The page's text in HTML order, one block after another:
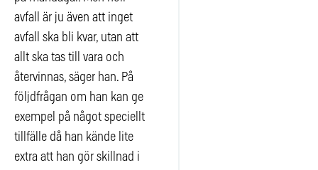
avfall är ju även att inget
avfall ska bli kvar, utan att
allt ska tas till vara och
återvinnas, säger han. På
följdfrågan om han kan ge
exempel på något speciellt
tillfälle då han kände lite
extra att han gör skillnad i